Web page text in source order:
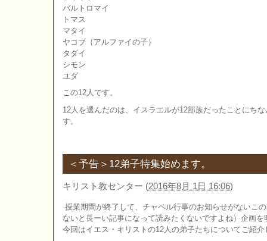
バルトロマイ
トマス
マタイ
ヤコブ（アルファイの子）
タダイ
シモン
ユダ
この12人です。
12人を選んだのは、イスラエルが12部族だったことにち
す。
＜予告＞12弟子特集始めます。
キリスト教センター (2016年8月 1日 16:06)
授業期間が終了して、チャペル行事のお知らせがないこ
ないと長ーい記事になって読みたくないですよね）企画
今回はイエス・キリストの12人の弟子たちについてご紹